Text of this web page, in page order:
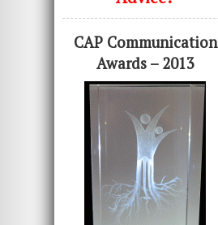
CAP Communication
Awards – 2013